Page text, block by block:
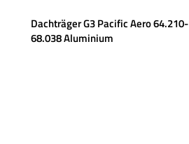
Dachträger G3 Pacific Aero 64.210-
68.038 Aluminium